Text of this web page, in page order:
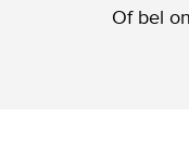
Of bel